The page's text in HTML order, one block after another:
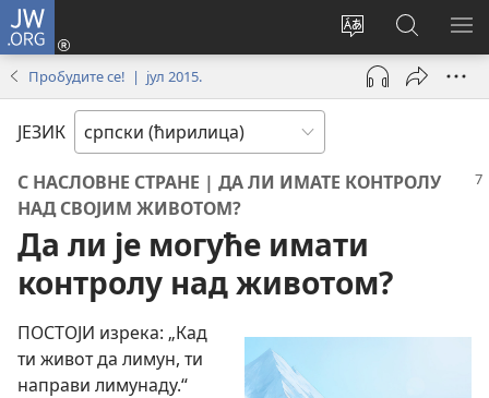
JW.ORG
Промени
језик
сајта
Пријава
(отвара
прозор)
Претрага
сајта
JW.ORG
Пробудите се! | јул 2015.
ЈЕЗИК
С НАСЛОВНЕ СТРАНЕ | ДА ЛИ ИМАТЕ КОНТРОЛУ
НАД СВОЈИМ ЖИВОТОМ?
Да ли је могуће имати
контролу над животом?
ПОСТОЈИ изрека: „Кад
ти живот да лимун, ти
направи лимунаду.“